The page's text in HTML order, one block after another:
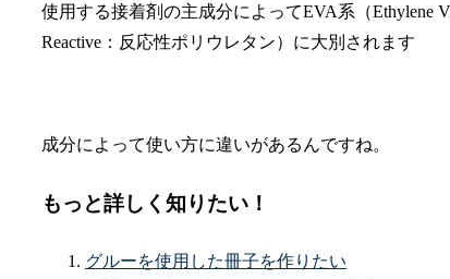
使用する接着剤の主成分によってEVA系（Ethylene
Reactive：反応性ポリウレタン）に大別されます
成分によって使い方に違いがあるんですね。
もっと詳しく知りたい！
グルーを使用した冊子を作りたい